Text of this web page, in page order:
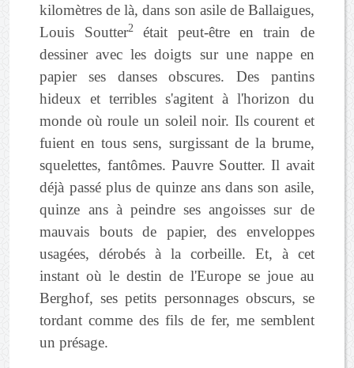
kilomètres de là, dans son asile de Ballaigues,
Louis Soutter2était peut-être en train de
dessiner avec les doigts sur une nappe en
papier ses danses obscures. Des pantins
hideux et terribles s'agitent à l'horizon du
monde où roule un soleil noir. Ils courent et
fuient en tous sens, surgissant de la brume,
squelettes, fantômes. Pauvre Soutter. Il avait
déjà passé plus de quinze ans dans son asile,
quinze ans à peindre ses angoisses sur de
mauvais bouts de papier, des enveloppes
usagées, dérobés à la corbeille. Et, à cet
instant où le destin de l'Europe se joue au
Berghof, ses petits personnages obscurs, se
tordant comme des fils de fer, me semblent
un présage.